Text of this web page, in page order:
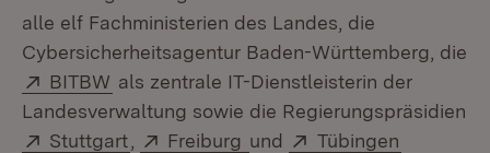
alle elf Fachministerien des Landes, die
Cybersicherheitsagentur Baden-Württemberg, die
Extern:
BITBW (Öffnet in neuem Fenster)
als zentrale IT-Dienstleisterin der
Landesverwaltung sowie die Regierungspräsidien
Extern:
Stuttgart (Öffnet in neuem Fenster)
Extern:
Freiburg (Öffnet in neuem Fenster)
und Extern:
Tübingen